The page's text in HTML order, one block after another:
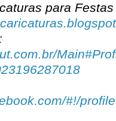
para
#!/